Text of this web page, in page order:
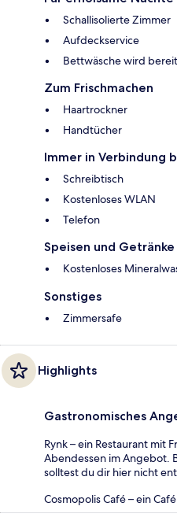
Schallisolierte Zimmer
Aufdeckservice
Bettwäsche wird
Zum Frischmachen
Haartrockner
Handtücher
Immer in Verbindung
Schreibtisch
Kostenloses WLAN
Telefon
Speisen und Getränke
Kostenloses
Sonstiges
Zimmersafe
Highlights
Gastronomisches
Rynk – ein Restaurant mit
Abendessen im Angebot.
solltest du dir hier nicht
Cosmopolis Café – ein